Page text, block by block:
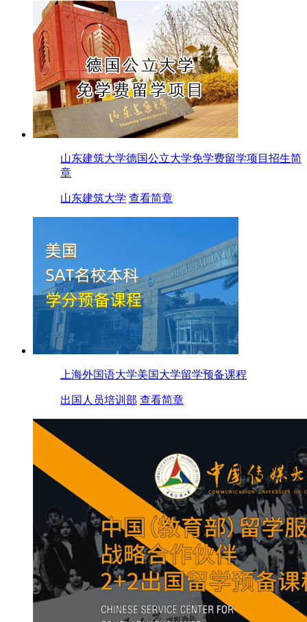
山东建筑大学德国公立大学免学费留学项目招生简
章
山东建筑大学 查看简章
上海外国语大学美国大学留学预备课程
出国人员培训部 查看简章